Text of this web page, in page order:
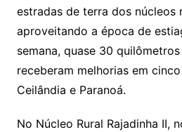
estradas de terra dos núcleos
aproveitando a época de
semana, quase 30
receberam melhorias em
Ceilândia e Paranoá.
No Núcleo Rural Rajadinha II,